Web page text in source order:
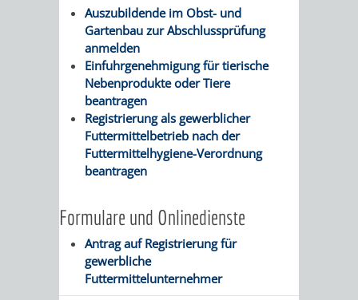
DENKMALSCHUTZ
GENEHMIGUNGSVERFAHREN
DES
OFFENEN
DENKMALS
HÄUSER
LIEGENSCHAFTEN
ABWASSERBESEITIGUNG
ERSCHLIESSUNGSBEITRAG
VERMIETE
DOCH
BAURECHT
UND
Auszubildende im Obst- und
Gartenbau zur Abschlussprüfung
anmelden
Einfuhrgenehmigung für tierische
Nebenprodukte oder Tiere
beantragen
Registrierung als gewerblicher
Futtermittelbetrieb nach der
Futtermittelhygiene-Verordnung
beantragen
Formulare und Onlinedienste
Antrag auf Registrierung für
gewerbliche
Futtermittelunternehmer